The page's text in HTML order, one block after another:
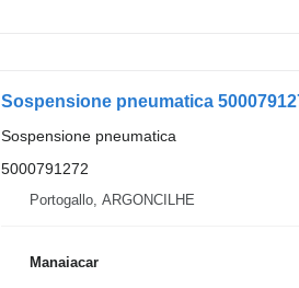
Sospensione pneumatica
5000791272
Portogallo, ARGONCILHE
Manaiacar